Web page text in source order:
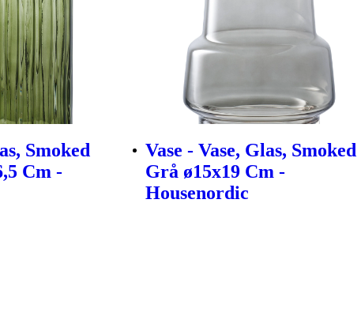
Smoked
Cm -
Vase - Vase, Glas, Smoked
Grå ø15x19 Cm -
Housenordic